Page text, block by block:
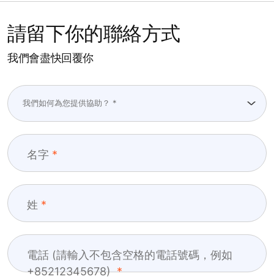
請留下你的聯絡方式
我們會盡快回覆你
名字
姓
電話 (請輸入不包含空格的電話號碼，例如
+85212345678)